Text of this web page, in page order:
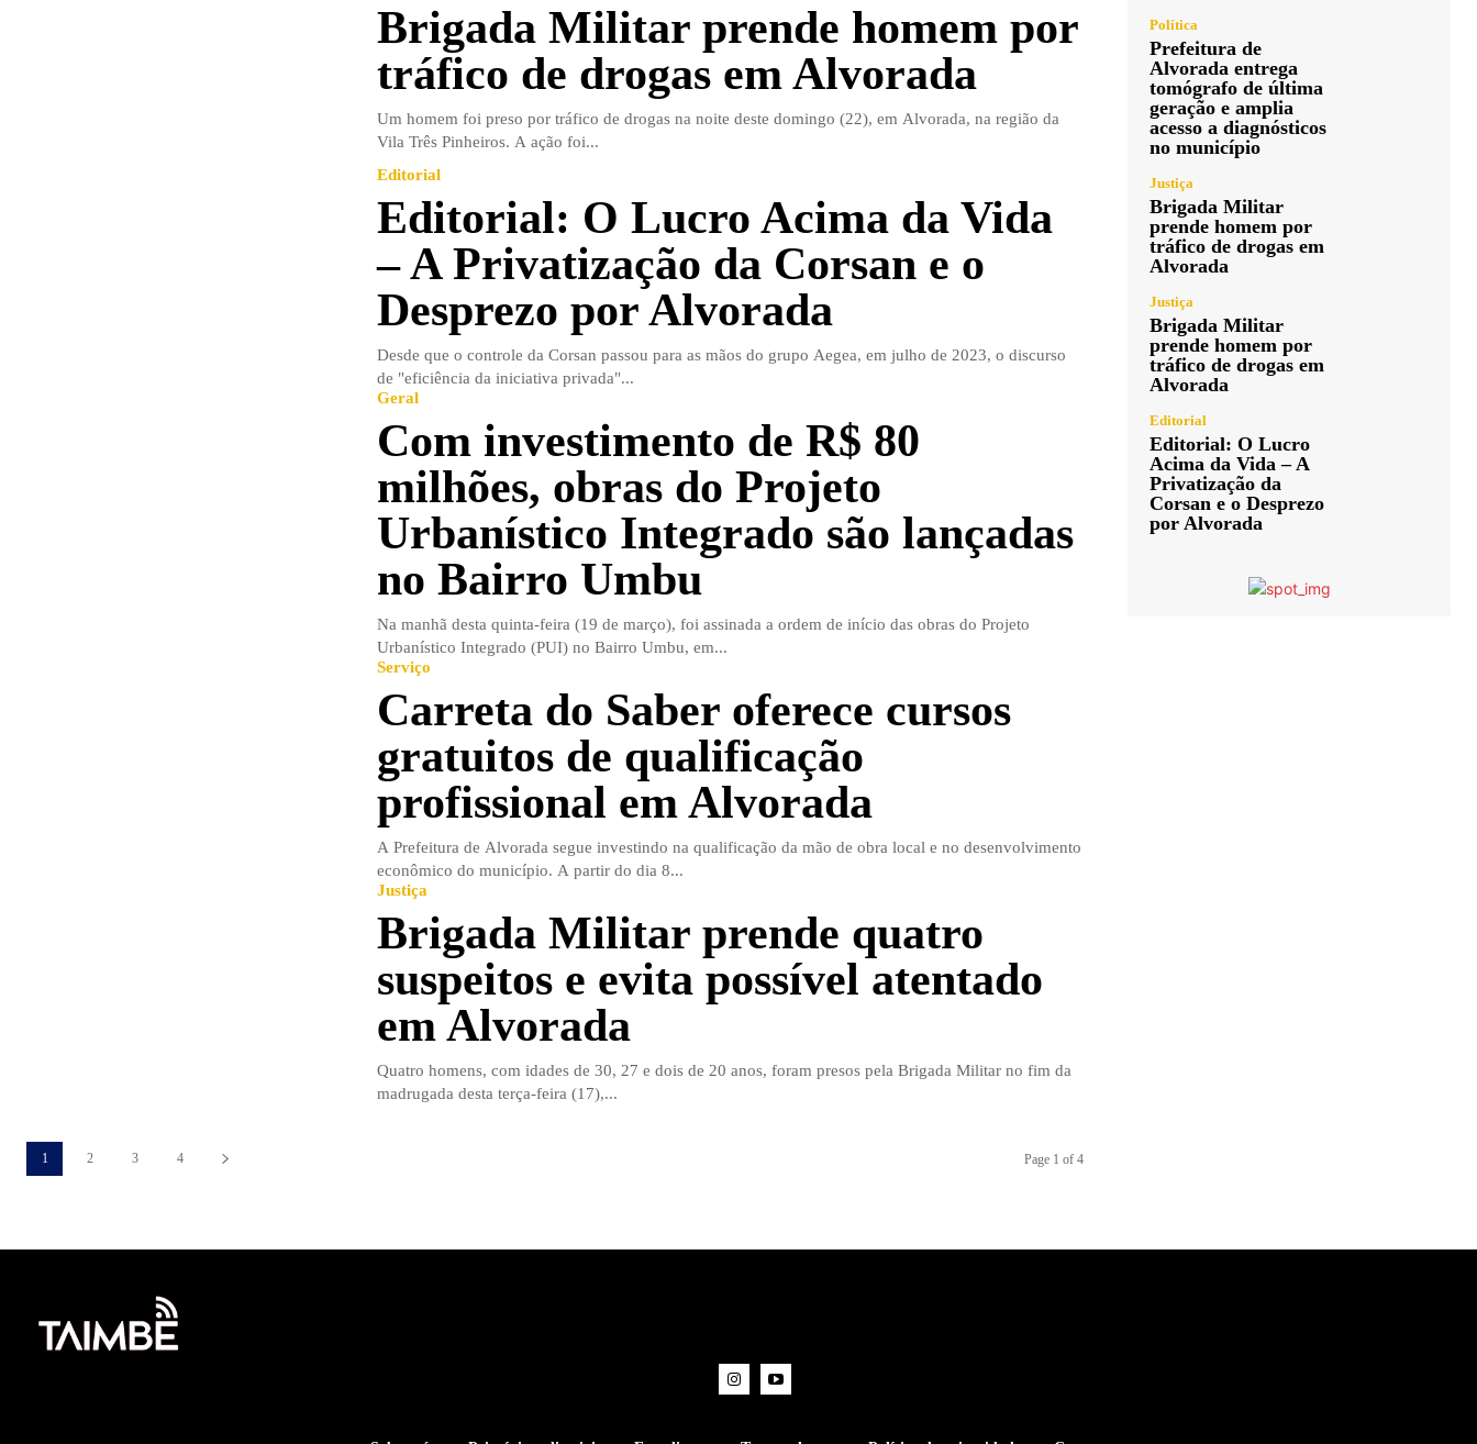
Brigada Militar prende homem por
tráfico de drogas em Alvorada
Um homem foi preso por tráfico de drogas na noite deste domingo (22), em Alvorada, na região da
Vila Três Pinheiros. A ação foi...
Editorial
Editorial: O Lucro Acima da Vida
– A Privatização da Corsan e o
Desprezo por Alvorada
Desde que o controle da Corsan passou para as mãos do grupo Aegea, em julho de 2023, o discurso
de "eficiência da iniciativa privada"...
Geral
Com investimento de R$ 80
milhões, obras do Projeto
Urbanístico Integrado são lançadas
no Bairro Umbu
Na manhã desta quinta-feira (19 de março), foi assinada a ordem de início das obras do Projeto
Urbanístico Integrado (PUI) no Bairro Umbu, em...
Serviço
Carreta do Saber oferece cursos
gratuitos de qualificação
profissional em Alvorada
A Prefeitura de Alvorada segue investindo na qualificação da mão de obra local e no desenvolvimento
econômico do município. A partir do dia 8...
Justiça
Brigada Militar prende quatro
suspeitos e evita possível atentado
em Alvorada
Quatro homens, com idades de 30, 27 e dois de 20 anos, foram presos pela Brigada Militar no fim da
madrugada desta terça-feira (17),...
1 2 3 4 Page 1 of 4
Política
Prefeitura de
Alvorada entrega
tomógrafo de última
geração e amplia
acesso a diagnósticos
no município
Justiça
Brigada Militar
prende homem por
tráfico de drogas em
Alvorada
Justiça
Brigada Militar
prende homem por
tráfico de drogas em
Alvorada
Editorial
Editorial: O Lucro
Acima da Vida – A
Privatização da
Corsan e o Desprezo
por Alvorada